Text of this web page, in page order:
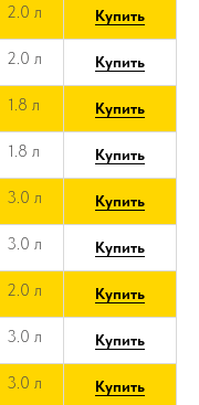
2.0 л Купить
2.0 л Купить
1.8 л Купить
1.8 л Купить
3.0 л Купить
3.0 л Купить
2.0 л Купить
3.0 л Купить
3.0 л Купить